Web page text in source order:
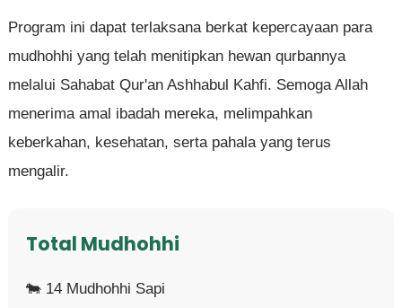
Program ini dapat terlaksana berkat kepercayaan para
mudhohhi yang telah menitipkan hewan qurbannya
melalui Sahabat Qur'an Ashhabul Kahfi. Semoga Allah
menerima amal ibadah mereka, melimpahkan
keberkahan, kesehatan, serta pahala yang terus
mengalir.
Total Mudhohhi
🐄 14 Mudhohhi Sapi